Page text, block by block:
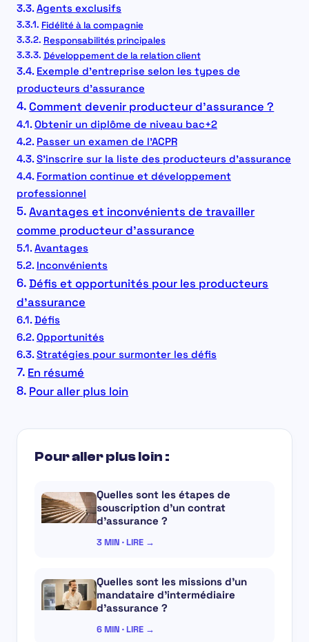
Agents exclusifs
Fidélité à la compagnie
Responsabilités principales
Développement de la relation client
Exemple d’entreprise selon les types de
producteurs d’assurance
Comment devenir producteur d’assurance ?
Obtenir un diplôme de niveau bac+2
Passer un examen de l’ACPR
S’inscrire sur la liste des producteurs d’assurance
Formation continue et développement
professionnel
Avantages et inconvénients de travailler
comme producteur d’assurance
Avantages
Inconvénients
Défis et opportunités pour les producteurs
d’assurance
Défis
Opportunités
Stratégies pour surmonter les défis
En résumé
Pour aller plus loin
Pour aller plus loin :
Quelles sont les étapes de
souscription d’un contrat
d’assurance ?
3 MIN · LIRE →
Quelles sont les missions d’un
mandataire d’intermédiaire
d’assurance ?
6 MIN · LIRE →